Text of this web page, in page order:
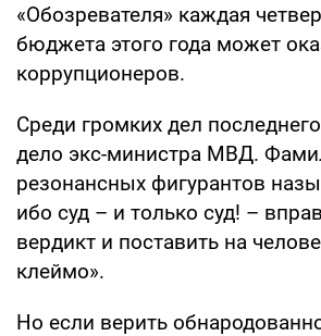
«Обозревателя» каждая
бюджета этого года может
коррупционеров.
Среди громких дел
дело экс-министра МВД.
резонансных фигурантов
ибо суд – и только суд! –
вердикт и поставить на
клеймо».
Но если верить